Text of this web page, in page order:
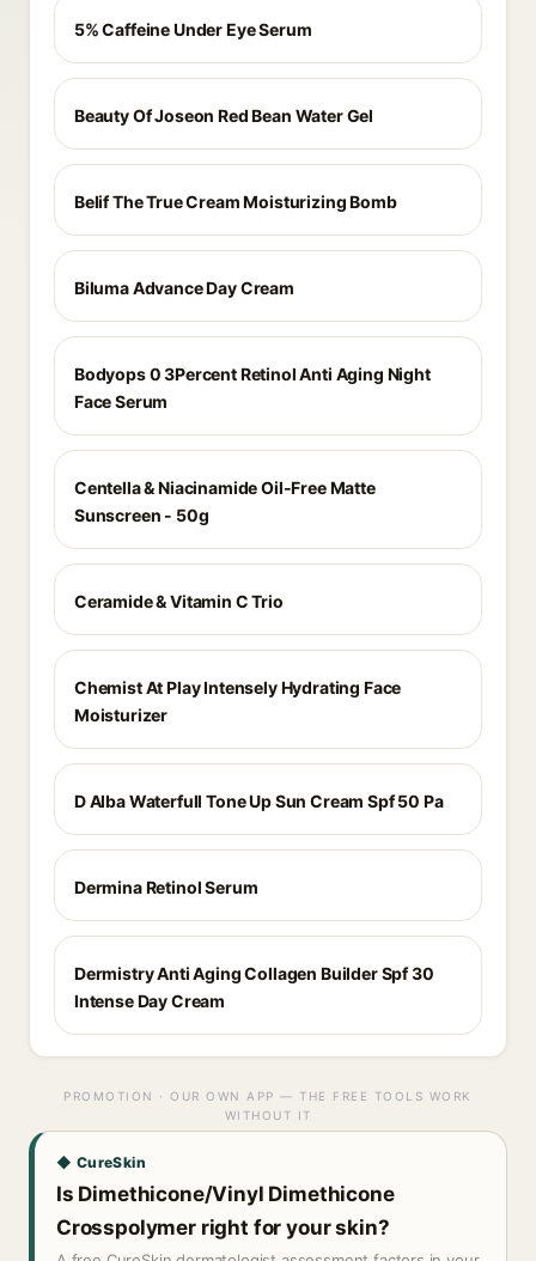
5% Caffeine Under Eye Serum
Beauty Of Joseon Red Bean Water Gel
Belif The True Cream Moisturizing Bomb
Biluma Advance Day Cream
Bodyops 0 3Percent Retinol Anti Aging Night
Face Serum
Centella & Niacinamide Oil-Free Matte
Sunscreen - 50g
Ceramide & Vitamin C Trio
Chemist At Play Intensely Hydrating Face
Moisturizer
D Alba Waterfull Tone Up Sun Cream Spf 50 Pa
Dermina Retinol Serum
Dermistry Anti Aging Collagen Builder Spf 30
Intense Day Cream
PROMOTION · OUR OWN APP — THE FREE TOOLS WORK
WITHOUT IT
◆ CureSkin
Is Dimethicone/Vinyl Dimethicone
Crosspolymer right for your skin?